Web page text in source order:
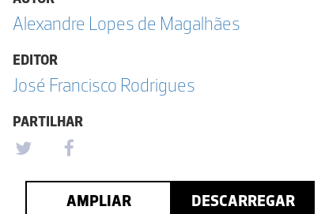
Alexandre Lopes de Magalhães
EDITOR
José Francisco Rodrigues
PARTILHAR
AMPLIAR DESCARREGAR